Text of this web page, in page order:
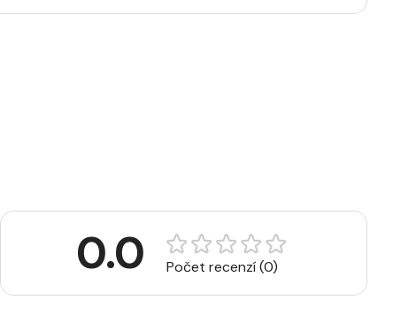
0.0 Počet recenzí (0)